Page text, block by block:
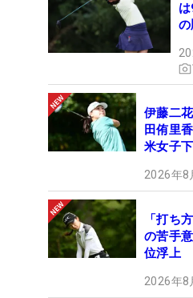
伊藤二
田侑里
米女子
2026年8
「打ち
の苦手
位浮上
2026年8